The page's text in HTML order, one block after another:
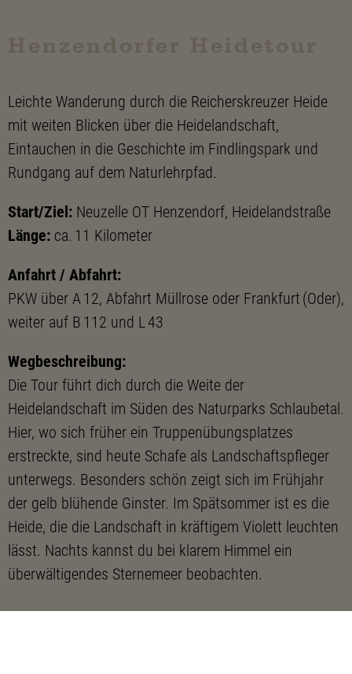
Leichte Wanderung durch die Reicherskreuzer Heide
mit weiten Blicken über die Heidelandschaft,
Eintauchen in die Geschichte im Findlingspark und
Rundgang auf dem Naturlehrpfad.
Start/Ziel: Neuzelle OT Henzendorf, Heidelandstraße
Länge: ca. 11 Kilometer
Anfahrt / Abfahrt:
PKW über A 12, Abfahrt Müllrose oder Frankfurt (Oder),
weiter auf B 112 und L 43
Wegbeschreibung:
Die Tour führt dich durch die Weite der
Heidelandschaft im Süden des Naturparks Schlaubetal.
Hier, wo sich früher ein Truppenübungsplatzes
erstreckte, sind heute Schafe als Landschaftspfleger
unterwegs. Besonders schön zeigt sich im Frühjahr
der gelb blühende Ginster. Im Spätsommer ist es die
Heide, die die Landschaft in kräftigem Violett leuchten
lässt. Nachts kannst du bei klarem Himmel ein
überwältigendes Sternemeer beobachten.